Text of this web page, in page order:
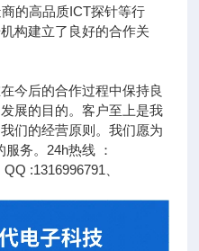
的高品质ICT探针等行
构建立了良好的合作关
今后的合作过程中保持良
展的目的。客户至上是我
们的经营原则。我们愿为
务。24h热线 ：
:1316996791、